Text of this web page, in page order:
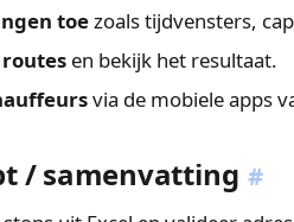
toezoals tijdvensters,
en bekijk het resultaat.
via de mobiele apps
/ samenvatting #